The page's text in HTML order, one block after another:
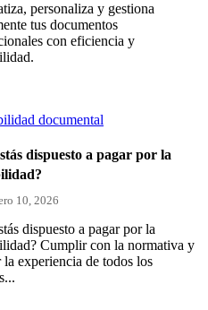
personaliza y gestiona
tus documentos
con eficiencia y
documental
dispuesto a pagar por la
10, 2026
dispuesto a pagar por la
Cumplir con la normativa y
la experiencia de todos los